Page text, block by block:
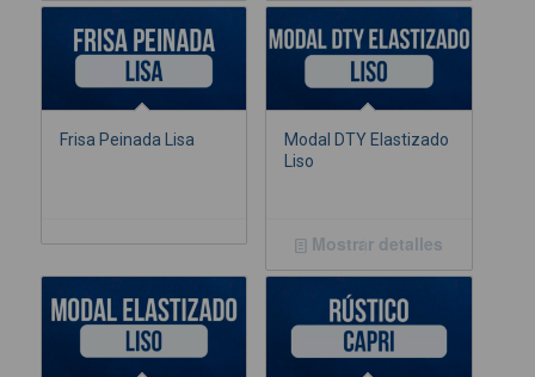
Frisa Peinada Lisa
Modal DTY Elastizado
Liso
Mostrar detalles